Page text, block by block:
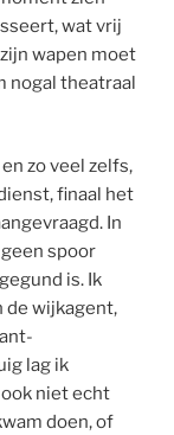
wat vrij
wapen moet
nogal theatraal
zo veel zelfs,
finaal het
In
spoor
is. Ik
de wijkagent,
lag ik
niet echt
doen, of